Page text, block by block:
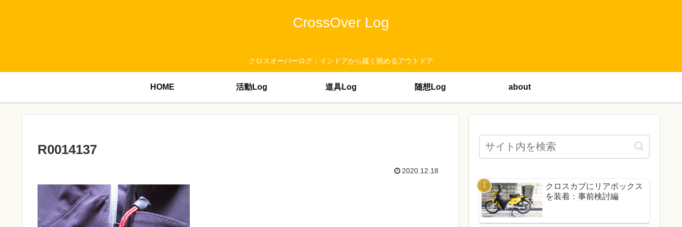
CrossOver Log
クロスオーバーログ：インドアから緩く眺めるアウトドア
HOME 活動Log 道具Log 随想Log about
R0014137
2020.12.18
クロスカブにリアボックス
を装着：事前検討編